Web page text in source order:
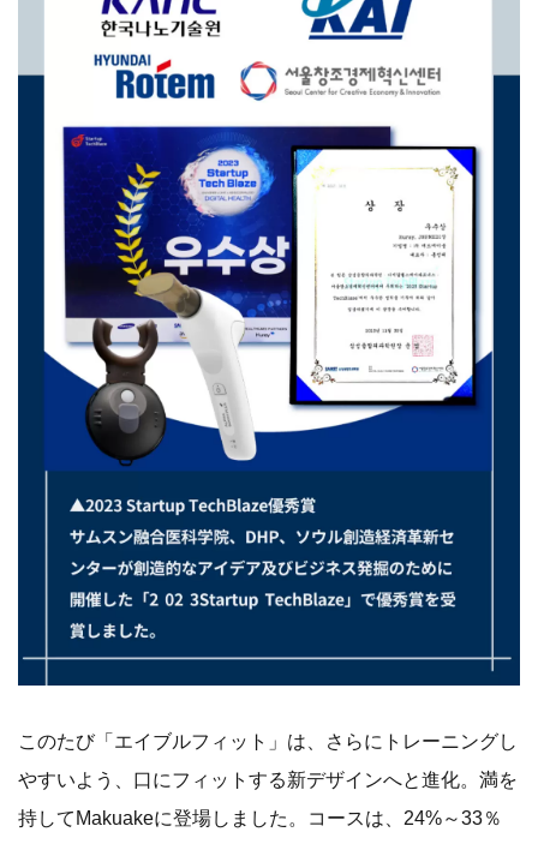
このたび「エイブルフィット」は、さらにトレーニングし
やすいよう、口にフィットする新デザインへと進化。満を
持してMakuakeに登場しました。コースは、24%～33％